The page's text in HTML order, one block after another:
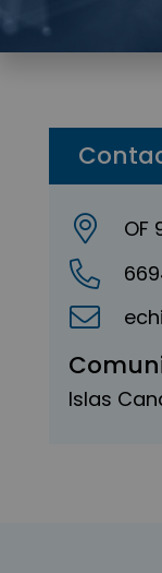
OF
Islas